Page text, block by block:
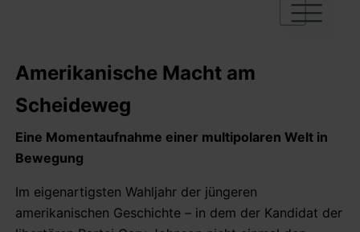
|
|
|
Amerikanische Macht am
Scheideweg
Eine Momentaufnahme einer multipolaren Welt in
Bewegung
Im eigenartigsten Wahljahr der jüngeren
amerikanischen Geschichte – in dem der Kandidat der